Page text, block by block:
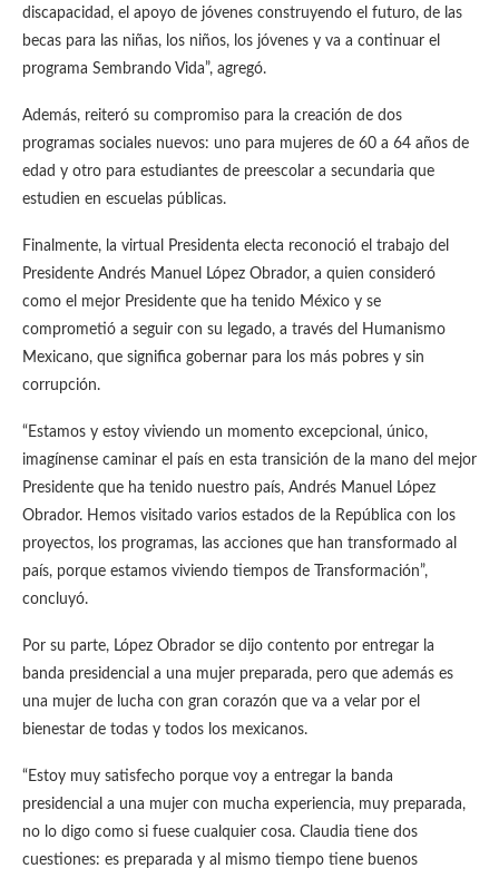
discapacidad, el apoyo de jóvenes construyendo el futuro, de las
becas para las niñas, los niños, los jóvenes y va a continuar el
programa Sembrando Vida”, agregó.
Además, reiteró su compromiso para la creación de dos
programas sociales nuevos: uno para mujeres de 60 a 64 años de
edad y otro para estudiantes de preescolar a secundaria que
estudien en escuelas públicas.
Finalmente, la virtual Presidenta electa reconoció el trabajo del
Presidente Andrés Manuel López Obrador, a quien consideró
como el mejor Presidente que ha tenido México y se
comprometió a seguir con su legado, a través del Humanismo
Mexicano, que significa gobernar para los más pobres y sin
corrupción.
“Estamos y estoy viviendo un momento excepcional, único,
imagínense caminar el país en esta transición de la mano del mejor
Presidente que ha tenido nuestro país, Andrés Manuel López
Obrador. Hemos visitado varios estados de la República con los
proyectos, los programas, las acciones que han transformado al
país, porque estamos viviendo tiempos de Transformación”,
concluyó.
Por su parte, López Obrador se dijo contento por entregar la
banda presidencial a una mujer preparada, pero que además es
una mujer de lucha con gran corazón que va a velar por el
bienestar de todas y todos los mexicanos.
“Estoy muy satisfecho porque voy a entregar la banda
presidencial a una mujer con mucha experiencia, muy preparada,
no lo digo como si fuese cualquier cosa. Claudia tiene dos
cuestiones: es preparada y al mismo tiempo tiene buenos